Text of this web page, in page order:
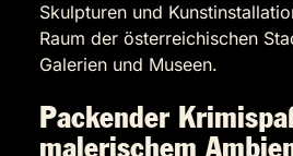
Skulpturen und
Raum der österreichischen
Galerien und Museen.
Packender
malerischem